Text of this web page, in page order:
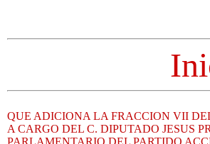
QUE ADICIONA LA FRACCION VII
A CARGO DEL C. DIPUTADO JESUS
PARLAMENTARIO DEL PARTIDO